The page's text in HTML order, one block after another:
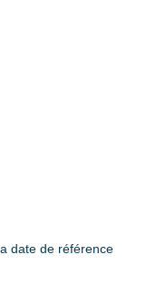
date de référence